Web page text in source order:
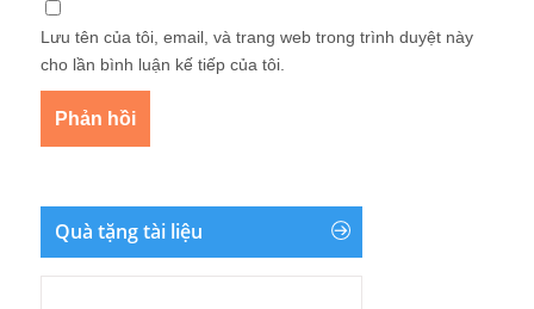
Lưu tên của tôi, email, và trang web trong trình duyệt này
cho lần bình luận kế tiếp của tôi.
Quà tặng tài liệu